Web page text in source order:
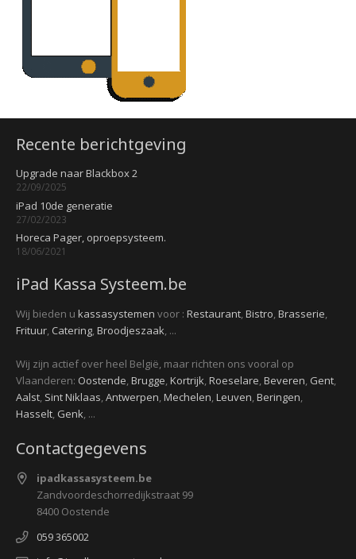
Recente berichtgeving
Upgrade naar Blackbox 2
22/09/2025
iPad 10de generatie
27/02/2023
Horeca Pager, oproepsysteem.
18/06/2021
iPad Kassa Systeem.be
Wij bieden u kassasystemen voor : Restaurant,Bistro,Brasserie,
Frituur, Catering,Broodjeszaak, ...
Wij zijn actief over heel België, maar richten ons vooral op
Vlaanderen: Oostende,Brugge,Kortrijk,Roeselare,Beveren, Gent,
Aalst, Sint Niklaas,Antwerpen,Mechelen,Leuven,Beringen,
Hasselt, Genk, ...
Contactgegevens
ipadkassasysteem.be
Zandvoordeschorredijkstraat 99
8400 Oostende
059 365002